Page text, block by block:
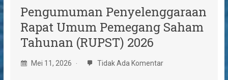
Pengumuman Penyelenggaraan
Rapat Umum Pemegang Saham
Tahunan (RUPST) 2026
Mei 11, 2026 Tidak Ada Komentar